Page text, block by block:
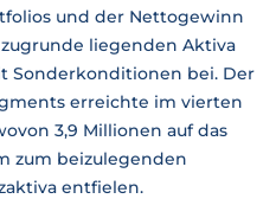
und der Nettogewinn
liegenden Aktiva
Sonderkonditionen bei. Der
erreichte im vierten
3,9 Millionen auf das
zum beizulegenden
entfielen.